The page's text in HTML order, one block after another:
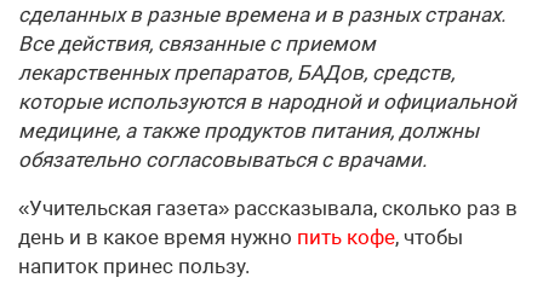
сделанных в разные времена и в разных странах.
Все действия, связанные с приемом
лекарственных препаратов, БАДов, средств,
которые используются в народной и официальной
медицине, а также продуктов питания, должны
обязательно согласовываться с врачами.
«Учительская газета» рассказывала, сколько раз в
день и в какое время нужно пить кофе, чтобы
напиток принес пользу.